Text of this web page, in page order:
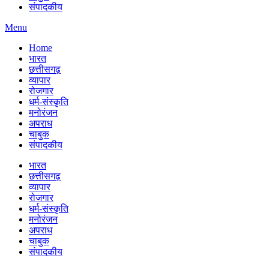
संपादकीय
Menu
Home
भारत
छत्तीसगढ़
व्यापार
रोजगार
धर्म-संस्कृति
मनोरंजन
अपराध
चाबुक
संपादकीय
भारत
छत्तीसगढ़
व्यापार
रोजगार
धर्म-संस्कृति
मनोरंजन
अपराध
चाबुक
संपादकीय